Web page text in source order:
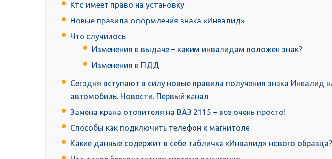
Кто имеет право на установку
Новые правила оформления знака «Инвалид»
Что случилось
Изменения в выдаче – каким инвалидам положен знак?
Изменения в ПДД
Сегодня вступают в силу новые правила получения знака Инвалид
автомобиль. Новости. Первый канал
Замена крана отопителя на ВАЗ 2115 – все очень просто!
Способы как подключить телефон к магнитоле
Какие данные содержит в себе табличка «Инвалид» нового образца?